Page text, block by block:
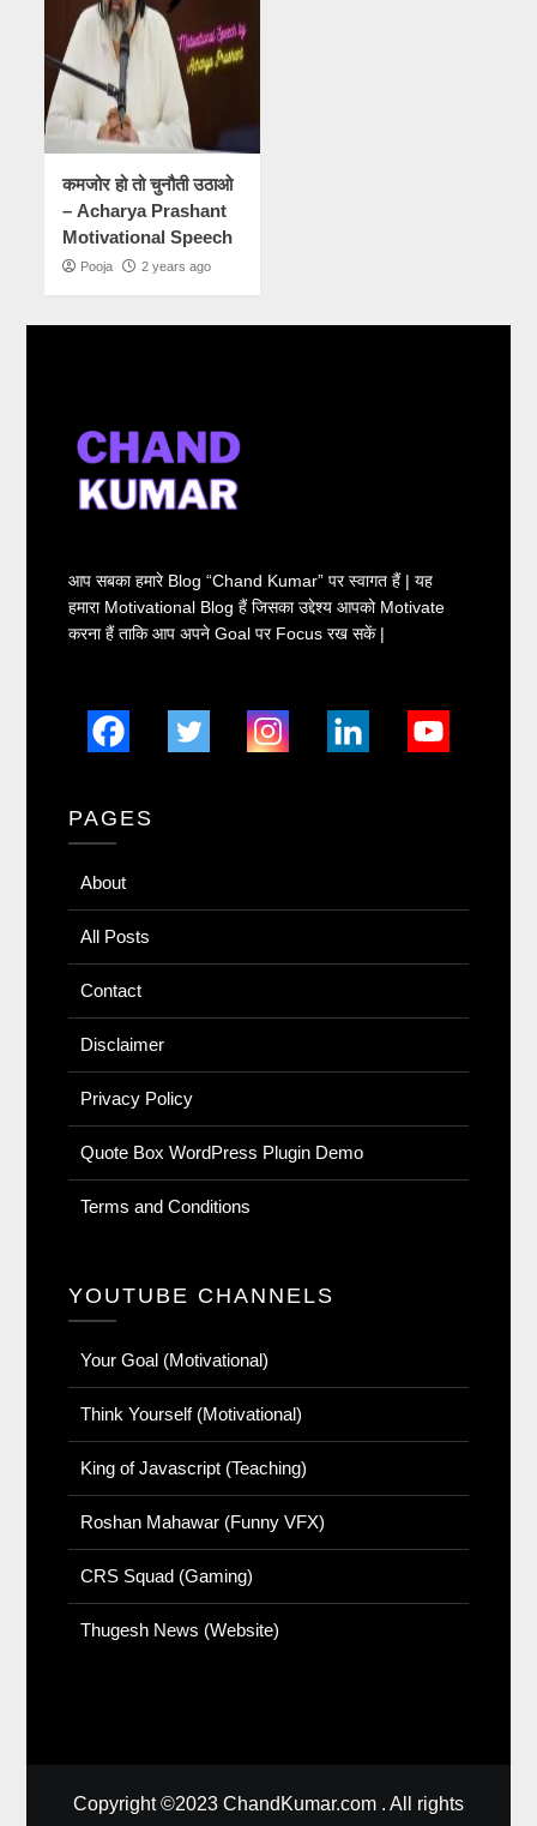
कमजोर हो तो चुनौती उठाओ
– Acharya Prashant
Motivational Speech
Pooja 2 years ago
आप सबका हमारे Blog “Chand Kumar” पर स्वागत हैं | यह
हमारा Motivational Blog हैं जिसका उद्देश्य आपको Motivate
करना हैं ताकि आप अपने Goal पर Focus रख सकें |
PAGES
About
All Posts
Contact
Disclaimer
Privacy Policy
Quote Box WordPress Plugin Demo
Terms and Conditions
YOUTUBE CHANNELS
Your Goal (Motivational)
Think Yourself (Motivational)
King of Javascript (Teaching)
Roshan Mahawar (Funny VFX)
CRS Squad (Gaming)
Thugesh News (Website)
Copyright ©2023 ChandKumar.com . All rights